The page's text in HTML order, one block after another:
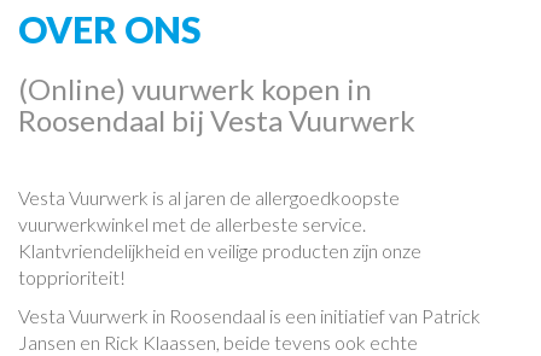
OVER ONS
(Online) vuurwerk kopen in
Roosendaal bij Vesta Vuurwerk
Vesta Vuurwerk is al jaren de allergoedkoopste
vuurwerkwinkel met de allerbeste service.
Klantvriendelijkheid en veilige producten zijn onze
topprioriteit!
Vesta Vuurwerk in Roosendaal is een initiatief van Patrick
Jansen en Rick Klaassen, beide tevens ook echte